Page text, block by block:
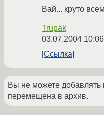
Вай... круто
Trupak
03.07.2004
Ссылка
Вы не можете добавлять
перемещена в архив.